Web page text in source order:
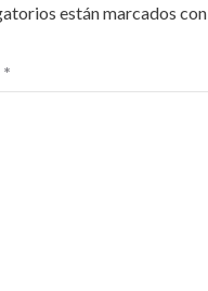
están marcados con
*